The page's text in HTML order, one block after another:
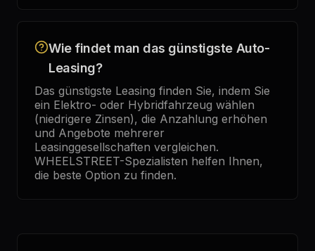
Wie findet man das günstigste Auto-
Leasing?
Das günstigste Leasing finden Sie, indem Sie
ein Elektro- oder Hybridfahrzeug wählen
(niedrigere Zinsen), die Anzahlung erhöhen
und Angebote mehrerer
Leasinggesellschaften vergleichen.
WHEELSTREET-Spezialisten helfen Ihnen,
die beste Option zu finden.